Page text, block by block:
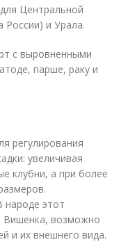
Центральной
России) и Урала.
с выровненными
парше, раку и
регулирования
увеличивая
клубни, а при более
народе этот
Вишенка, возможно
и их внешнего вида.